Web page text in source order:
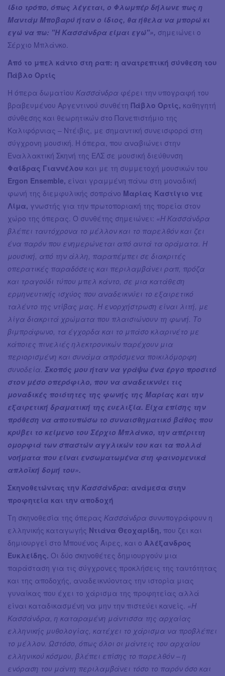
ίδιο τρόπο, όπως λέγεται, ο Φλωμπέρ δήλωνε πως η
Μαντάμ Μποβαρύ ήταν ο ίδιος, θα ήθελα να μπορώ κι
εγώ να πω: "Η Κασσάνδρα είμαι εγώ"», σημειώνει ο
Σέρχιο Μπλάνκο.
Από το μπελ κάντο στη ραπ: η ανατρεπτική σύνθεση του
Πάβλο Ορτίς
Η όπερα δωματίου Κασσάνδρα φέρει την υπογραφή του
βραβευμένου Αργεντινού συνθέτη Πάβλο Ορτίς, καθηγητή
σύνθεσης και θεωρητικών στο Πανεπιστήμιο της
Καλιφόρνιας – Ντέιβις, με σημαντική συνεισφορά στη
σύγχρονη μουσική. Η όπερα, που αναβιώνει στην
Εναλλακτική Σκηνή της ΕΛΣ σε μουσική διεύθυνση
Φαίδρας Γιαννέλου και με τη συμμετοχή μουσικών του
Ergon Ensemble, είναι γραμμένη πάνω στη μοναδική
φωνή της διεμφυλικής σοπράνο Μαρίας Καστίγιο ντε
Λίμα, γνωστής για την πρωτοποριακή της πορεία στον
χώρο της όπερας. Ο συνθέτης σημειώνει: «Η Κασσάνδρα
βλέπει ταυτόχρονα το μέλλον και το παρελθόν και ζει
ένα παρόν που ενημερώνεται από αυτά τα οράματα. Η
μουσική, από την άλλη, παραπέμπει σε διακριτές
οπερατικές παραδόσεις και περιλαμβάνει ραπ, πρόζα
και τραγούδι τύπου μπελ κάντο, σε μια κατάθεση
ερμηνευτικής ισχύος που αναδεικνύει το εξαιρετικό
ταλέντο της ντίβας μας. Η ενορχήστρωση είναι λιτή, με
λίγα διακριτά χρώματα που πλαισιώνουν τη φωνή. Το
βιμπράφωνο, τα έγχορδα και το μπάσο κλαρινέτο με
κάποιες πινελιές ηλεκτρονικών παρέχουν μια
περιορισμένη και συνάμα απρόσμενα ποικιλόμορφη
συνοδεία. Σκοπός μου ήταν να γράψω ένα έργο προσιτό
στον μέσο οπερόφιλο, που να αναδεικνύει τις
μοναδικές ποιότητες της φωνής της Μαρίας και την
εξαιρετική δραματική της ευελιξία. Είχα επίσης την
πρόθεση να αποτυπώσω το συναισθηματικό βάθος που
κρύβει το κείμενο του Σέρχιο Μπλάνκο, την απέριττη
ομορφιά των σπαστών αγγλικών του και τα πολλά
νοήματα που είναι ενσωματωμένα στη φαινομενικά
απλοϊκή δομή του».
Σκηνοθετώντας την Κασσάνδρα: ανάμεσα στην
προφητεία και την αποδοχή
Τη σκηνοθεσία της όπερας Κασσάνδρα συνυπογράφουν η
ελληνικής καταγωγής Ντιάνα Θεοχαρίδη, που ζει και
δημιουργεί στο Μπουένος Άιρες, και ο Αλέξανδρος
Ευκλείδης. Οι δύο σκηνοθέτες δημιουργούν μια
παράσταση για τις σύγχρονες προκλήσεις της ταυτότητας
και της αποδοχής, αναδεικνύοντας την ιστορία μιας
γυναίκας που έχει το χάρισμα της προφητείας αλλά
είναι καταδικασμένη να μην την πιστεύει κανείς. «Η
Κασσάνδρα, η καταραμένη μάντισσα της αρχαίας
ελληνικής μυθολογίας, κατέχει το χάρισμα να προβλέπει
το μέλλον. Ωστόσο, όπως όλοι οι μάντεις του αρχαίου
ελληνικού κόσμου, βλέπει επίσης το παρελθόν – η
ενόραση του μάντη περιλαμβάνει τόσο το παρόν όσο και